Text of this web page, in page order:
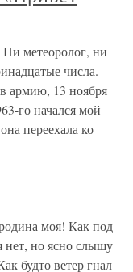
Ни метеоролог, ни
числа.
армию, 13 ноября
го начался мой
переехала ко
моя! Как под
нет, но ясно слышу
будто ветер гнал